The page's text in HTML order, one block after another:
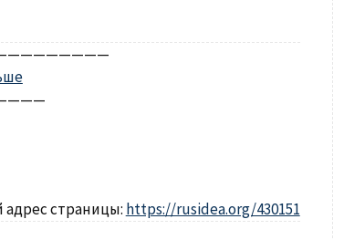
страницы: https://rusidea.org/430151